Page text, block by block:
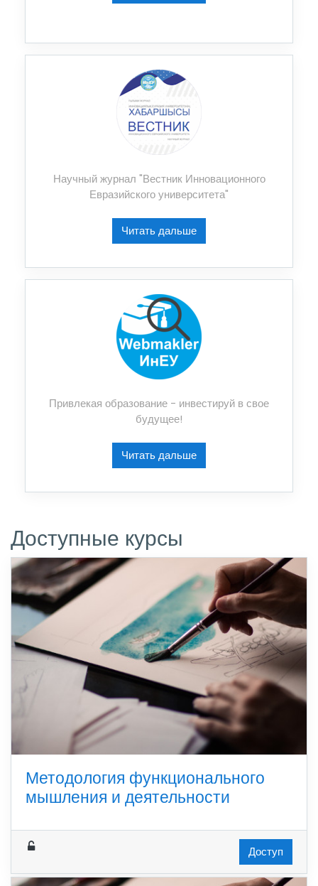
Научный журнал "Вестник Инновационного
Евразийского университета"
Читать дальше
Привлекая образование - инвестируй в свое
будущее!
Читать дальше
Доступные курсы
Методология функционального
мышления и деятельности
Доступ